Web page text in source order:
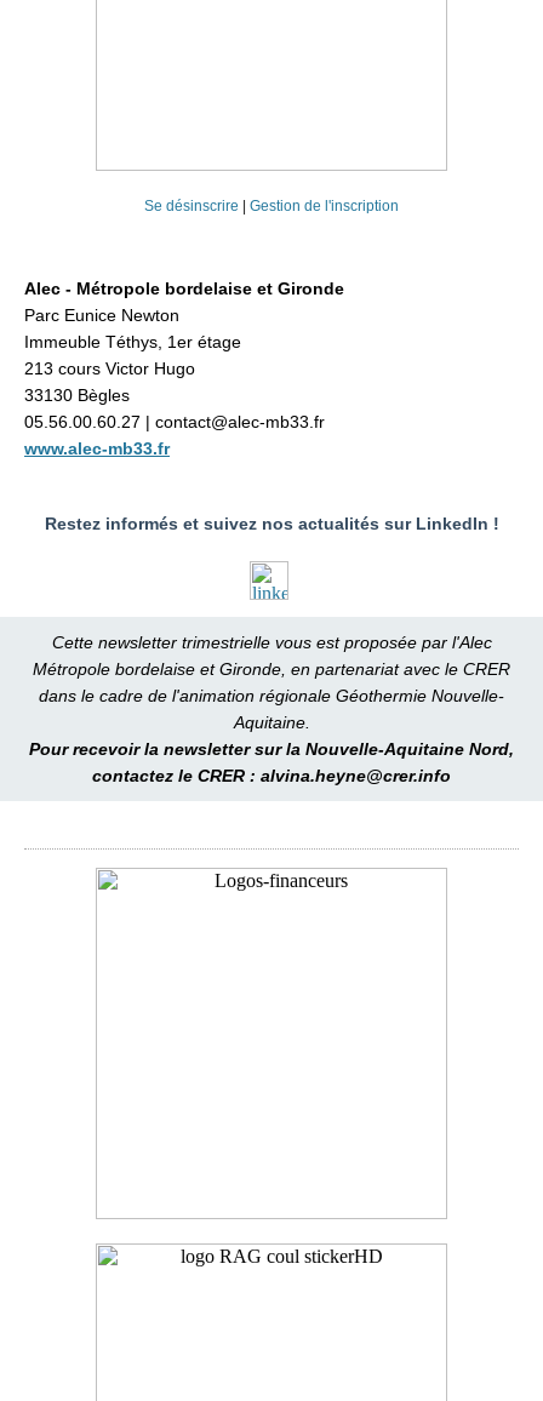
Se désinscrire Gestion de l'inscription
Alec - Métropole bordelaise et Gironde
Parc Eunice Newton
Immeuble Téthys, 1er étage
213 cours Victor Hugo
33130 Bègles
05.56.00.60.27 | contact@alec-mb33.fr
www.alec-mb33.fr
Restez informés et suivez nos actualités sur LinkedIn !
Cette newsletter trimestrielle vous est proposée par l'Alec
Métropole bordelaise et Gironde, en partenariat avec le CRER
dans le cadre de l'animation régionale Géothermie Nouvelle-
Aquitaine.
Pour recevoir la newsletter sur la Nouvelle-Aquitaine Nord,
contactez le CRER : alvina.heyne@crer.info